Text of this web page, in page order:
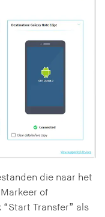
die naar het
of
Transfer” als